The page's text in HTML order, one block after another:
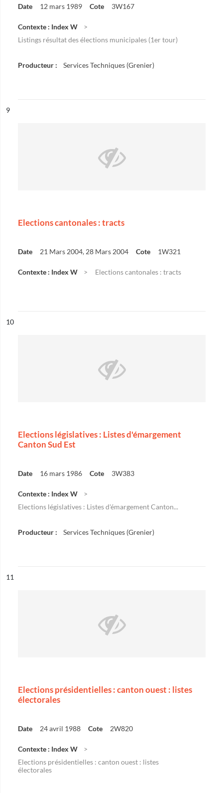
Date 12 mars 1989 Cote 3W167
Contexte : Index W
Listings résultat des élections municipales (1er tour)
Producteur : Services Techniques (Grenier)
n°
9
Elections cantonales : tracts
Date 21 Mars 2004, 28 Mars 2004 Cote 1W321
Contexte : Index W Elections cantonales : tracts
n°
10
Elections législatives : Listes d'émargement
Canton Sud Est
Date 16 mars 1986 Cote 3W383
Contexte : Index W
Elections législatives : Listes d'émargement Canton...
Producteur : Services Techniques (Grenier)
n°
11
Elections présidentielles : canton ouest : listes
électorales
Date 24 avril 1988 Cote 2W820
Contexte : Index W
Elections présidentielles : canton ouest : listes
électorales